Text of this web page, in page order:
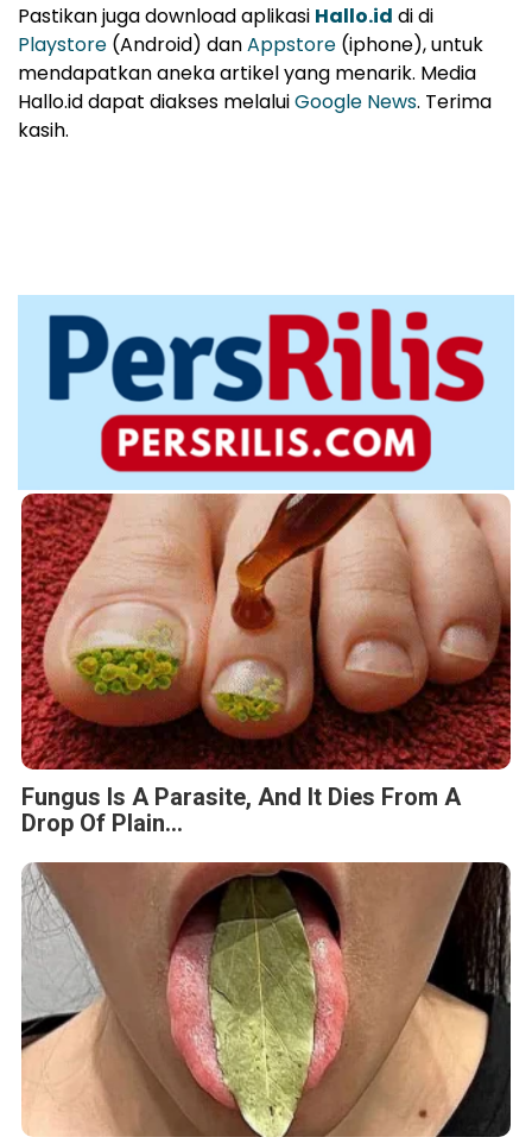
Pastikan juga download aplikasi Hallo.id di di
Playstore (Android) danAppstore (iphone), untuk
mendapatkan aneka artikel yang menarik. Media
Hallo.id dapat diakses melaluiGoogle News. Terima
kasih.
Fungus Is A Parasite, And It Dies From A
Drop Of Plain...